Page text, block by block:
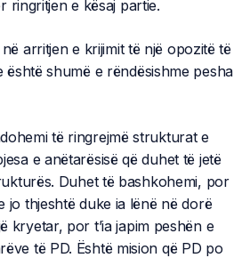
ringritjen e kësaj partie.
arritjen e krijimit të një opozitë të
shumë e rëndësishme pesha
të ringrejmë strukturat e
e anëtarësisë që duhet të jetë
Duhet të bashkohemi, por
jo thjeshtë duke ia lënë në dorë
kryetar, por t’ia japim peshën e
të PD. Është mision që PD po